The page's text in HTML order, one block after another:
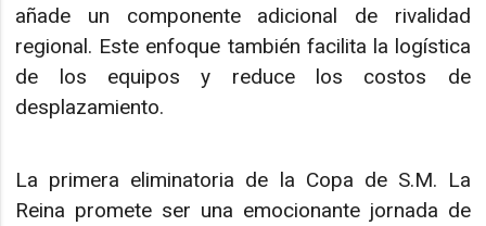
añade un componente adicional de rivalidad
regional. Este enfoque también facilita la logística
de los equipos y reduce los costos de
desplazamiento.
La primera eliminatoria de la Copa de S.M. La
Reina promete ser una emocionante jornada de